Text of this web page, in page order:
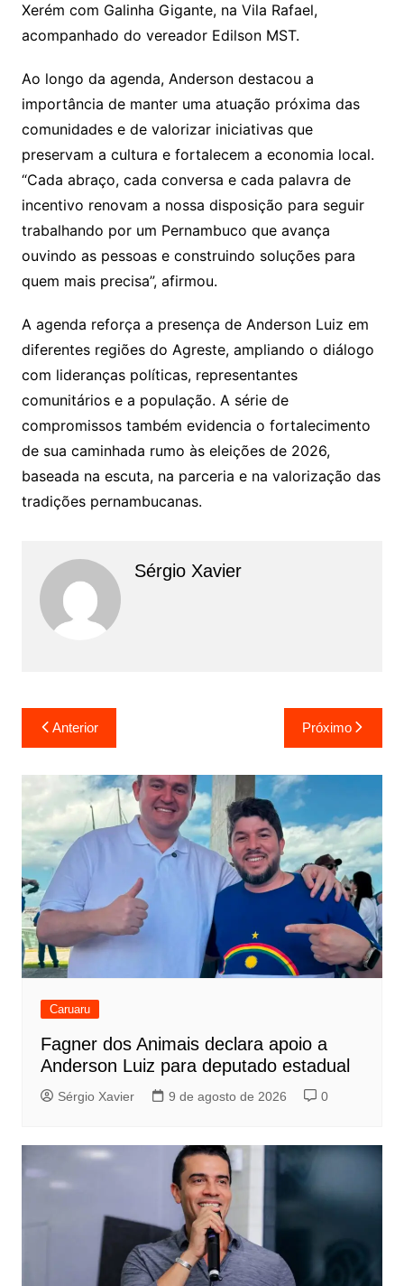
Xerém com Galinha Gigante, na Vila Rafael,
acompanhado do vereador Edilson MST.
Ao longo da agenda, Anderson destacou a
importância de manter uma atuação próxima das
comunidades e de valorizar iniciativas que
preservam a cultura e fortalecem a economia local.
“Cada abraço, cada conversa e cada palavra de
incentivo renovam a nossa disposição para seguir
trabalhando por um Pernambuco que avança
ouvindo as pessoas e construindo soluções para
quem mais precisa”, afirmou.
A agenda reforça a presença de Anderson Luiz em
diferentes regiões do Agreste, ampliando o diálogo
com lideranças políticas, representantes
comunitários e a população. A série de
compromissos também evidencia o fortalecimento
de sua caminhada rumo às eleições de 2026,
baseada na escuta, na parceria e na valorização das
tradições pernambucanas.
Sérgio Xavier
Anterior Próximo
Caruaru
Fagner dos Animais declara apoio a
Anderson Luiz para deputado estadual
Sérgio Xavier 9 de agosto de 2026 0